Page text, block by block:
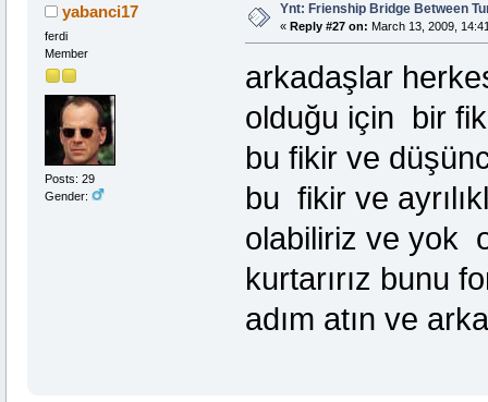
yabanci17
ferdi
Member
Posts: 29
Gender:
Ynt: Frienship Bridge Between
« Reply #27 on: March 13, 2009,
arkadaşlar
olduğu için bir
bu fikir ve
bu fikir ve
olabiliriz ve yok
kurtarırız bunu
adım atın ve